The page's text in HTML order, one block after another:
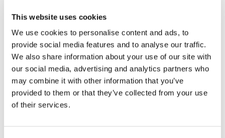
This website uses cookies
We use cookies to personalise content and ads, to
provide social media features and to analyse our traffic.
We also share information about your use of our site with
our social media, advertising and analytics partners who
may combine it with other information that you’ve
provided to them or that they’ve collected from your use
of their services.
€ 10,99
Paperback
€ 16,99
Bezorging binnen 1–2 werkdagen